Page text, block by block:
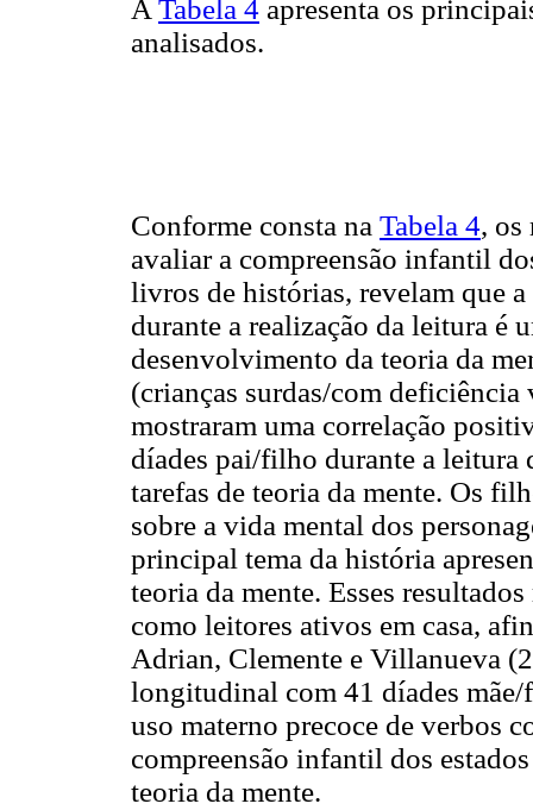
A Tabela 4 apresenta os
analisados.
Conforme consta na Tabela 4, os
avaliar a compreensão infantil
livros de histórias, revelam que
durante a realização da leitura é
desenvolvimento da teoria da
(crianças surdas/com
mostraram uma correlação
díades pai/filho durante a leitura
tarefas de teoria da mente. Os
sobre a vida mental dos
principal tema da história
teoria da mente. Esses
como leitores ativos em casa,
Adrian, Clemente e Villanueva
longitudinal com 41 díades
uso materno precoce de verbos
compreensão infantil dos
teoria da mente.